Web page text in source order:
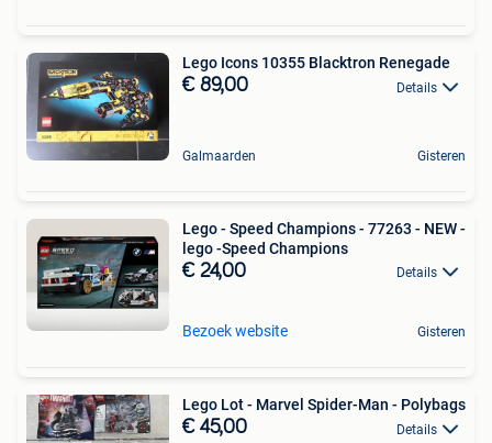
Lego Icons 10355 Blacktron Renegade
€ 89,00 Details
Galmaarden Gisteren
Lego - Speed Champions - 77263 - NEW -
lego -Speed Champions
€ 24,00 Details
Bezoek website Gisteren
Lego Lot - Marvel Spider-Man - Polybags
€ 45,00 Details